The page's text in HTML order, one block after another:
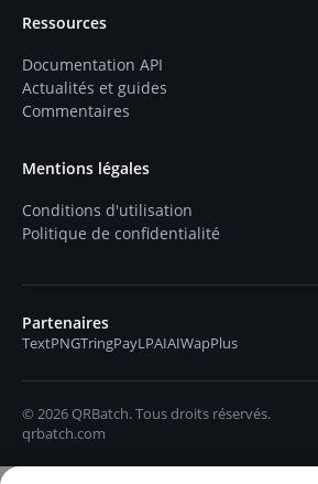
Ressources
Documentation API
Actualités et guides
Commentaires
Mentions légales
Conditions d'utilisation
Politique de confidentialité
Partenaires
TextPNGTringPayLPAIAIWapPlus
© 2026 QRBatch. Tous droits réservés.
qrbatch.com